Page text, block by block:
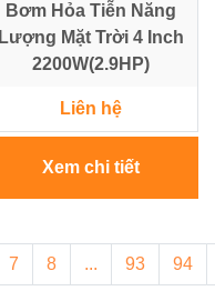
Bơm Hỏa Tiễn Năng
Lượng Mặt Trời 4 Inch
2200W(2.9HP)
Liên hệ
Xem chi tiết
7 8 ... 93 94